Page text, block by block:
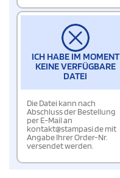
ICH HABE IM MOMENT
KEINE VERFÜGBARE
DATEI
Die Datei kann nach
Abschluss der Bestellung
per E-Mail an
kontakt@stampasi.de mit
Angabe Ihrer Order-Nr.
versendet werden.